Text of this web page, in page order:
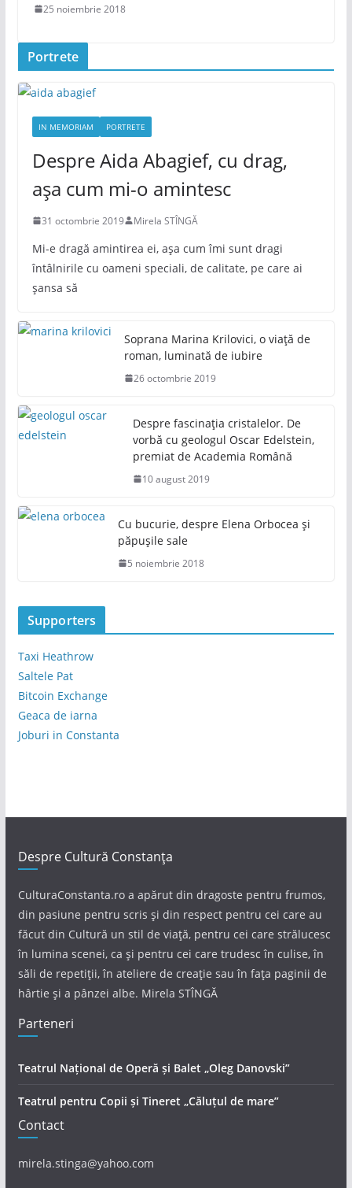
25 noiembrie 2018
Portrete
IN MEMORIAM PORTRETE
Despre Aida Abagief, cu drag,
așa cum mi-o amintesc
31 octombrie 2019 Mirela STÎNGĂ
Mi-e dragă amintirea ei, așa cum îmi sunt dragi
întâlnirile cu oameni speciali, de calitate, pe care ai
șansa să
Soprana Marina Krilovici, o viață de
roman, luminată de iubire
26 octombrie 2019
Despre fascinația cristalelor. De
vorbă cu geologul Oscar Edelstein,
premiat de Academia Română
10 august 2019
Cu bucurie, despre Elena Orbocea și
păpușile sale
5 noiembrie 2018
Supporters
Taxi Heathrow
Saltele Pat
Bitcoin Exchange
Geaca de iarna
Joburi in Constanta
Despre Cultură Constanța
CulturaConstanta.ro a apărut din dragoste pentru frumos,
din pasiune pentru scris și din respect pentru cei care au
făcut din Cultură un stil de viață, pentru cei care strălucesc
în lumina scenei, ca și pentru cei care trudesc în culise, în
săli de repetiții, în ateliere de creație sau în fața paginii de
hârtie și a pânzei albe. Mirela STÎNGĂ
Parteneri
Teatrul Național de Operă și Balet „Oleg Danovski”
Teatrul pentru Copii și Tineret „Căluțul de mare”
Contact
mirela.stinga@yahoo.com